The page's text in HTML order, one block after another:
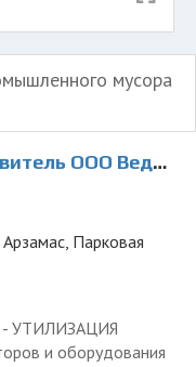
мусора
Утилизирующая Компания
Парковая
- УТИЛИЗАЦИЯ
и оборудования